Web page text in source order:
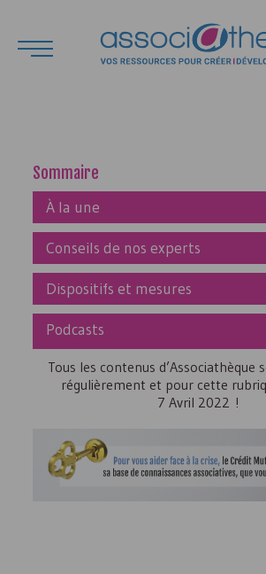
Sommaire
À la une
Conseils de nos experts
Dispositifs et mesures
Podcasts
Tous les contenus d’Associathèque
régulièrement et pour cette
7 Avril 2022 !